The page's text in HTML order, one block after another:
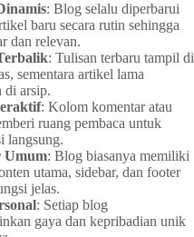
: Blog selalu diperbarui
baru secara rutin sehingga
dan relevan.
: Tulisan terbaru tampil di
sementara artikel lama
di arsip.
: Kolom komentar atau
ruang pembaca untuk
langsung.
Umum: Blog biasanya memiliki
utama, sidebar, dan footer
jelas.
: Setiap blog
gaya dan kepribadian unik